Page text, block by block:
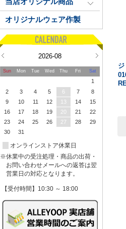
オリジナルウェア作製
2026-08
Sun Mon Tue Wed Thu Fri Sat
1
2
3 4 5 6 7
8
9
10 11 12 13 14
15
16
17 18 19 20 21
22
23
24 25 26 27 28
29
30
31
オンラインストア休業日
※休業中の受注処理・商品の出荷・
お問い合わせメールへの返答は翌
営業日の対応となります。
【受付時間】10:30 ～ 18:00